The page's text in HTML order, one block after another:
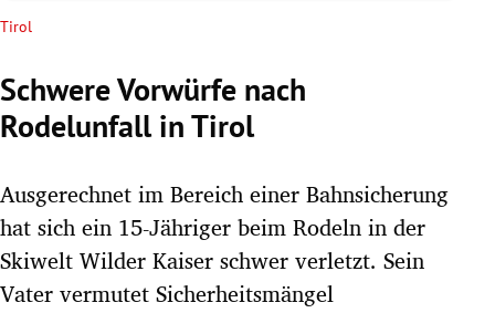
Untermenü
Untermenü
Untermenü
Untermenü
Untermenü
Untermenü
Tirol
Schwere Vorwürfe nach
Rodelunfall in Tirol
Ausgerechnet im Bereich einer Bahnsicherung
hat sich ein 15-Jähriger beim Rodeln in der
Skiwelt Wilder Kaiser schwer verletzt. Sein
Vater vermutet Sicherheitsmängel